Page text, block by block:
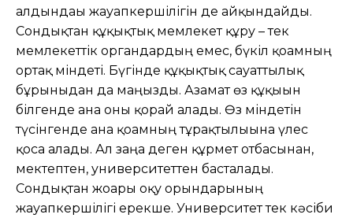
алдындағы жауапкершілігін де айқындайды.
Сондықтан құқықтық мемлекет құру – тек
мемлекеттік органдардың емес, бүкіл қоғамның
ортақ міндеті. Бүгінде құқықтық сауаттылық
бұрынғыдан да маңызды. Азамат өз құқығын
білгенде ғана оны қорғай алады. Өз міндетін
түсінгенде ғана қоғамның тұрақтылығына үлес
қоса алады. Ал заңға деген құрмет отбасынан,
мектептен, университеттен басталады.
Сондықтан жоғары оқу орындарының
жауапкершілігі ерекше. Университет тек кәсіби